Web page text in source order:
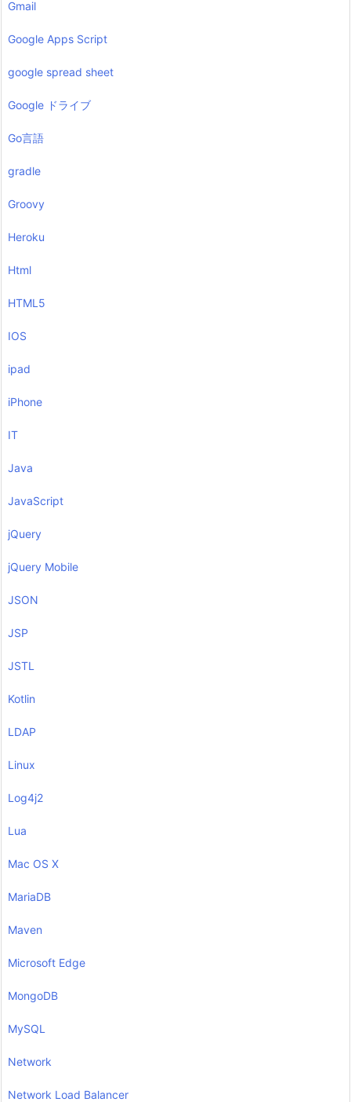
Gmail
Google Apps Script
google spread sheet
Google ドライブ
Go言語
gradle
Groovy
Heroku
Html
HTML5
IOS
ipad
iPhone
IT
Java
JavaScript
jQuery
jQuery Mobile
JSON
JSP
JSTL
Kotlin
LDAP
Linux
Log4j2
Lua
Mac OS X
MariaDB
Maven
Microsoft Edge
MongoDB
MySQL
Network
Network Load Balancer